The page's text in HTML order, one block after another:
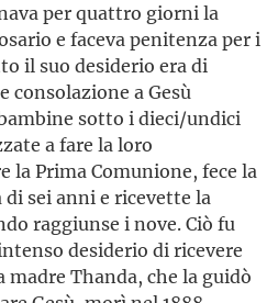
per quattro giorni la
e faceva penitenza per i
il suo desiderio era di
consolazione a Gesù
sotto i dieci/undici
a fare la loro
la Prima Comunione, fece la
di sei anni e ricevette la
raggiunse i nove. Ciò fu
desiderio di ricevere
madre Thanda, che la guidò